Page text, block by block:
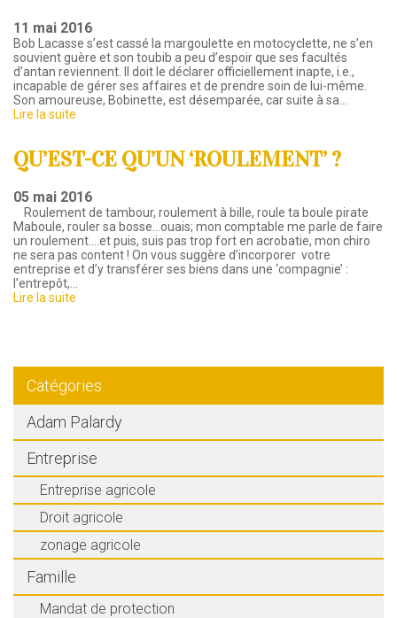
11 mai 2016
Bob Lacasse s’est cassé la margoulette en motocyclette, ne s’en
souvient guère et son toubib a peu d’espoir que ses facultés
d’antan reviennent. Il doit le déclarer officiellement inapte, i.e.,
incapable de gérer ses affaires et de prendre soin de lui-même.
Son amoureuse, Bobinette, est désemparée, car suite à sa…
Lire la suite
QU’EST-CE QU’UN ‘ROULEMENT’ ?
05 mai 2016
Roulement de tambour, roulement à bille, roule ta boule pirate
Maboule, rouler sa bosse…ouais; mon comptable me parle de faire
un roulement….et puis, suis pas trop fort en acrobatie, mon chiro
ne sera pas content ! On vous suggère d’incorporer votre
entreprise et d’y transférer ses biens dans une ‘compagnie’ :
l’entrepôt,…
Lire la suite
Catégories
Adam Palardy
Entreprise
Entreprise agricole
Droit agricole
zonage agricole
Famille
Mandat de protection